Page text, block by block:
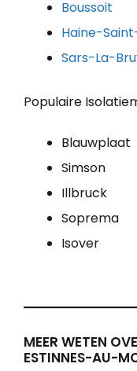
Boussoit
Haine-
Sars-La-
Populaire
Blauwplaat
Simson
Illbruck
Soprema
Isover
MEER WETEN
ESTINNES-AU-